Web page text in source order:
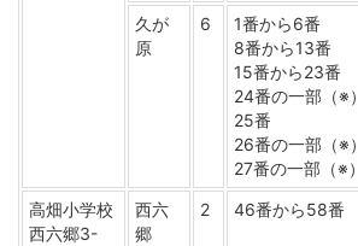
久が
原
6
1番から6番
8番から13番
15番から23番
24番の一部（※）
25番
26番の一部（※）
27番の一部（※）
高畑小学校
西六郷3-
西六
郷
2 46番から58番